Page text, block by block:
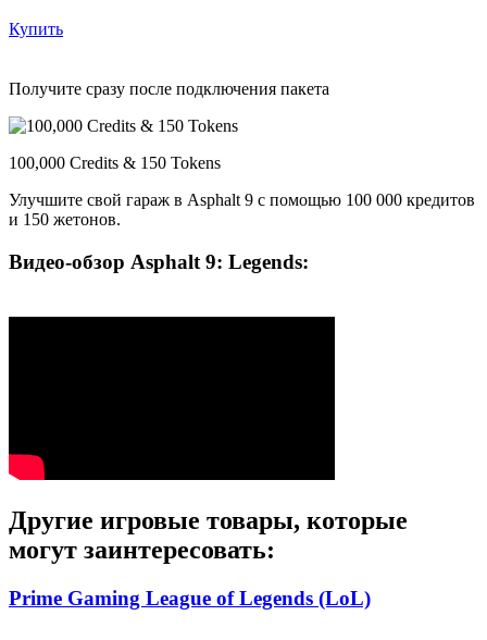
Купить
Получите сразу после подключения пакета
100,000 Credits & 150 Tokens
Улучшите свой гараж в Asphalt 9 с помощью 100 000 кредитов
и 150 жетонов.
Видео-обзор Asphalt 9: Legends:
Другие игровые товары, которые
могут заинтересовать:
Prime Gaming League of Legends (LoL)